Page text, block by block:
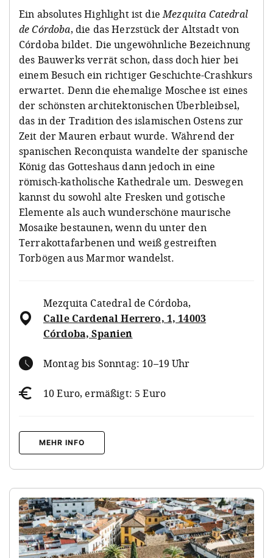
Ein absolutes Highlight ist dieMezquita Catedral
de Córdoba, die das Herzstück der Altstadt von
Córdoba bildet. Die ungewöhnliche Bezeichnung
des Bauwerks verrät schon, dass doch hier bei
einem Besuch ein richtiger Geschichte-Crashkurs
erwartet. Denn die ehemalige Moschee ist eines
der schönsten architektonischen Überbleibsel,
das in der Tradition des islamischen Ostens zur
Zeit der Mauren erbaut wurde. Während der
spanischen Reconquista wandelte der spanische
König das Gotteshaus dann jedoch in eine
römisch-katholische Kathedrale um. Deswegen
kannst du sowohl alte Fresken und gotische
Elemente als auch wunderschöne maurische
Mosaike bestaunen, wenn du unter den
Terrakottafarbenen und weiß gestreiften
Torbögen aus Marmor wandelst.
Mezquita Catedral de Córdoba,
Calle Cardenal Herrero, 1, 14003
Córdoba, Spanien
Montag bis Sonntag: 10–19 Uhr
10 Euro, ermäßigt: 5 Euro
MEHR INFO